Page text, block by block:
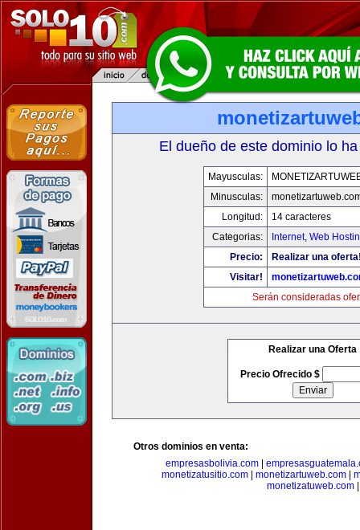
El dueño de este dominio lo
Mayusculas:
Minusculas:
Longitud:
14 caracteres
Categorias:
Internet, Web
Precio:
Realizar una
Visitar!
Serán consideradas
Realizar una Oferta
Precio Ofrecido $
Otros dominios en venta:
empresasbolivia.com
monetizatusitio.com
monetizartuweb.com
monetizatuweb.com|